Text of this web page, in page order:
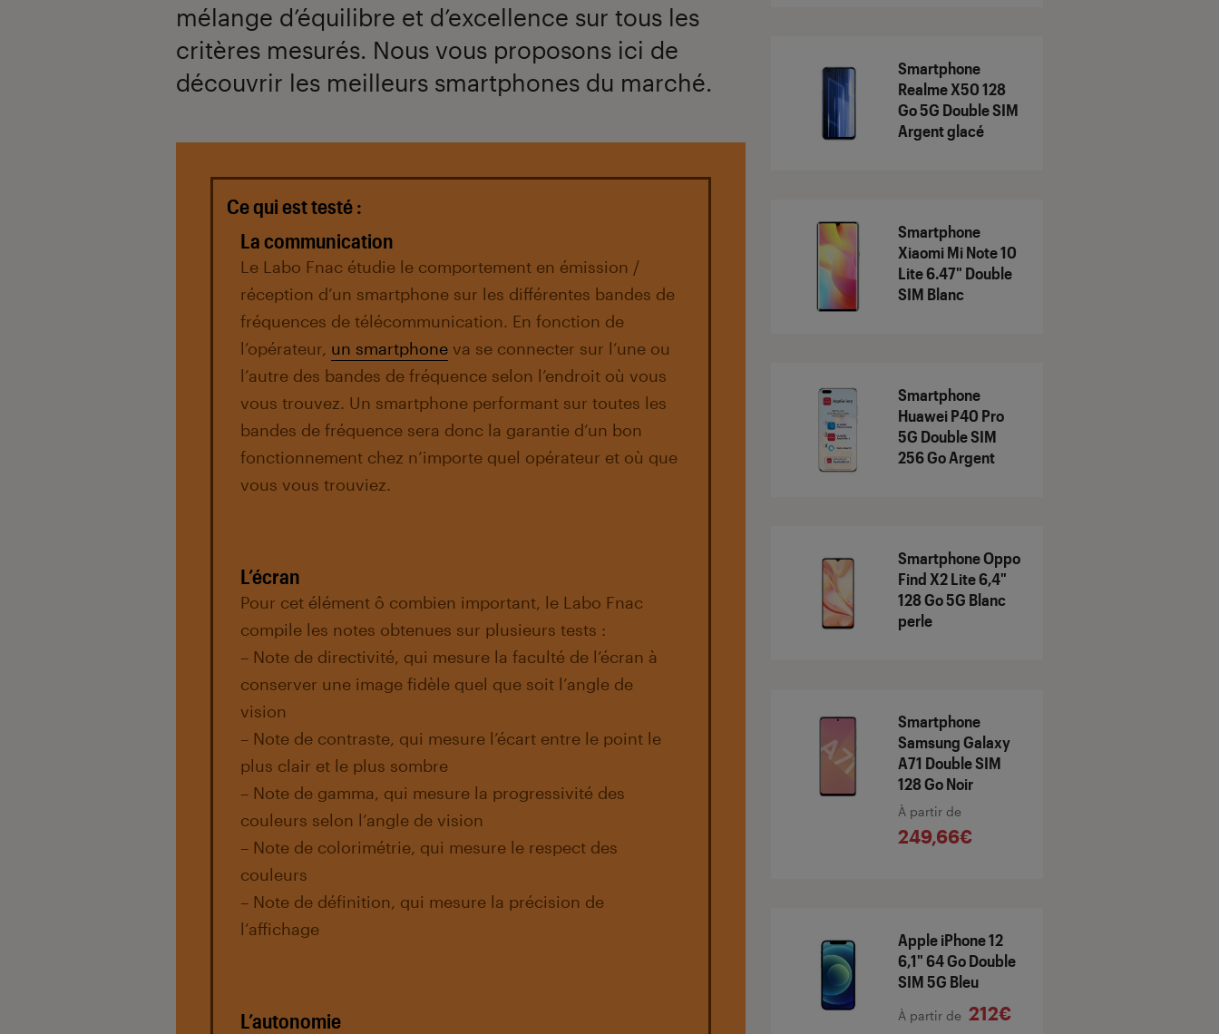
mélange d’équilibre et d’excellence sur tous les
critères mesurés. Nous vous proposons ici de
découvrir les meilleurs smartphones du marché.
Ce qui est testé :
La communication
Le Labo Fnac étudie le comportement en émission /
réception d’un smartphone sur les différentes bandes de
fréquences de télécommunication. En fonction de
l’opérateur, un smartphoneva se connecter sur l’une ou
l’autre des bandes de fréquence selon l’endroit où vous
vous trouvez. Un smartphone performant sur toutes les
bandes de fréquence sera donc la garantie d’un bon
fonctionnement chez n’importe quel opérateur et où que
vous vous trouviez.
L’écran
Pour cet élément ô combien important, le Labo Fnac
compile les notes obtenues sur plusieurs tests :
– Note de directivité, qui mesure la faculté de l’écran à
conserver une image fidèle quel que soit l’angle de
vision
– Note de contraste, qui mesure l’écart entre le point le
plus clair et le plus sombre
– Note de gamma, qui mesure la progressivité des
couleurs selon l’angle de vision
– Note de colorimétrie, qui mesure le respect des
couleurs
– Note de définition, qui mesure la précision de
l’affichage
L’autonomie
Smartphone
Realme X50 128
Go 5G Double SIM
Argent glacé
Smartphone
Xiaomi Mi Note 10
Lite 6.47" Double
SIM Blanc
Smartphone
Huawei P40 Pro
5G Double SIM
256 Go Argent
Smartphone Oppo
Find X2 Lite 6,4"
128 Go 5G Blanc
perle
Smartphone
Samsung Galaxy
A71 Double SIM
128 Go Noir
À partir de
249,66€
Apple iPhone 12
6,1" 64 Go Double
SIM 5G Bleu
À partir de 212€